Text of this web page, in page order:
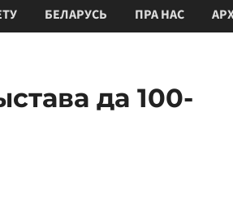
БЕЛАРУСЬ ПРА НАС
да 100-